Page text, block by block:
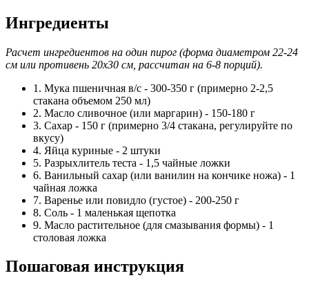
Ингредиенты
Расчет ингредиентов на один пирог (форма диаметром 22-24
см или противень 20х30 см, рассчитан на 6-8 порций).
1. Мука пшеничная в/с - 300-350 г (примерно 2-2,5
стакана объемом 250 мл)
2. Масло сливочное (или маргарин) - 150-180 г
3. Сахар - 150 г (примерно 3/4 стакана, регулируйте по
вкусу)
4. Яйца куриные - 2 штуки
5. Разрыхлитель теста - 1,5 чайные ложки
6. Ванильный сахар (или ванилин на кончике ножа) - 1
чайная ложка
7. Варенье или повидло (густое) - 200-250 г
8. Соль - 1 маленькая щепотка
9. Масло растительное (для смазывания формы) - 1
столовая ложка
Пошаговая инструкция